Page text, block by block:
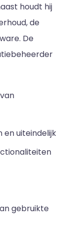
houdt hij
de
De
uiteindelijk
gebruikte